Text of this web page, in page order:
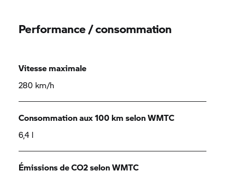
Performance / consommation
Vitesse maximale
280 km/h
Consommation aux 100 km selon WMTC
6,4 l
Émissions de CO2 selon WMTC